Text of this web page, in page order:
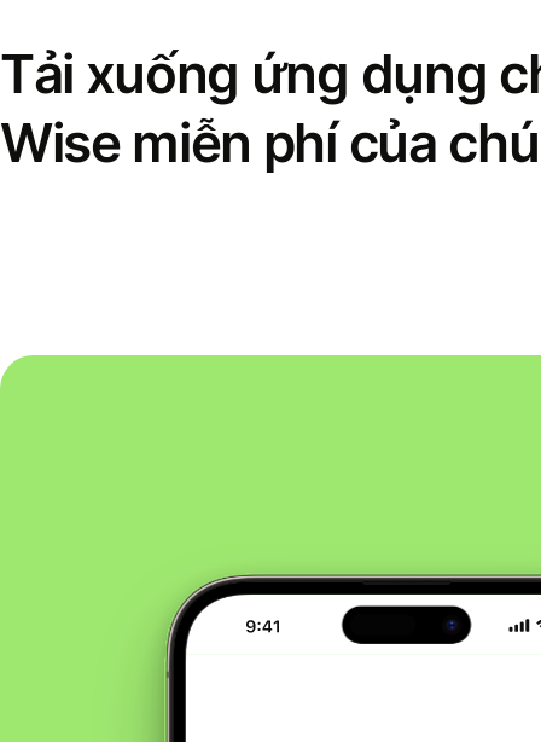
Tải xuống ứng dụng
Wise miễn phí của